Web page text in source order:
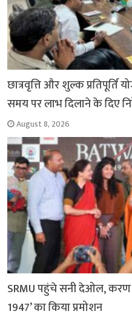
छात्रवृत्ति और शुल्क प्रतिपूर्ति
समय पर लाभ दिलाने के दिए
August 8, 2026
SRMU पहुंचे सनी देओल, करण
1947’ का किया प्रमोशन